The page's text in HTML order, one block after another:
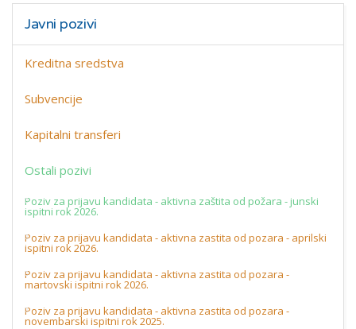
Javni pozivi
Kreditna sredstva
Subvencije
Kapitalni transferi
Ostali pozivi
Poziv za prijavu kandidata - aktivna zaštita od požara - junski
ispitni rok 2026.
Poziv za prijavu kandidata - aktivna zastita od pozara - aprilski
ispitni rok 2026.
Poziv za prijavu kandidata - aktivna zastita od pozara -
martovski ispitni rok 2026.
Poziv za prijavu kandidata - aktivna zastita od pozara -
novembarski ispitni rok 2025.